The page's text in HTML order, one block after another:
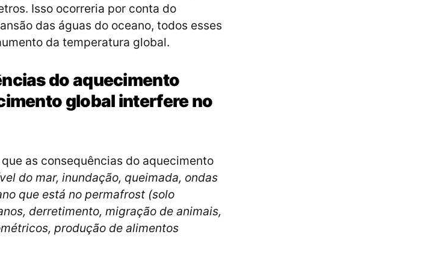
Isso ocorreria por conta do
das águas do oceano, todos esses
da temperatura global.
do aquecimento
global interfere no
as consequências do aquecimento
do mar, inundação, queimada, ondas
que está no permafrost (solo
derretimento, migração de animais,
produção de alimentos